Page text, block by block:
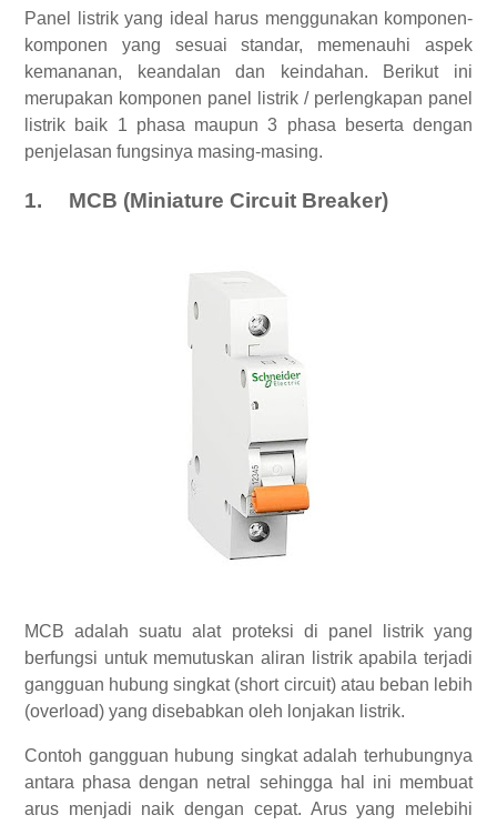
Panel listrik yang ideal harus menggunakan komponen-
komponen yang sesuai standar, memenauhi aspek
kemananan, keandalan dan keindahan. Berikut ini
merupakan komponen panel listrik / perlengkapan panel
listrik baik 1 phasa maupun 3 phasa beserta dengan
penjelasan fungsinya masing-masing.
1. MCB (Miniature Circuit Breaker)
MCB adalah suatu alat proteksi di panel listrik yang
berfungsi untuk memutuskan aliran listrik apabila terjadi
gangguan hubung singkat (short circuit) atau beban lebih
(overload) yang disebabkan oleh lonjakan listrik.
Contoh gangguan hubung singkat adalah terhubungnya
antara phasa dengan netral sehingga hal ini membuat
arus menjadi naik dengan cepat. Arus yang melebihi